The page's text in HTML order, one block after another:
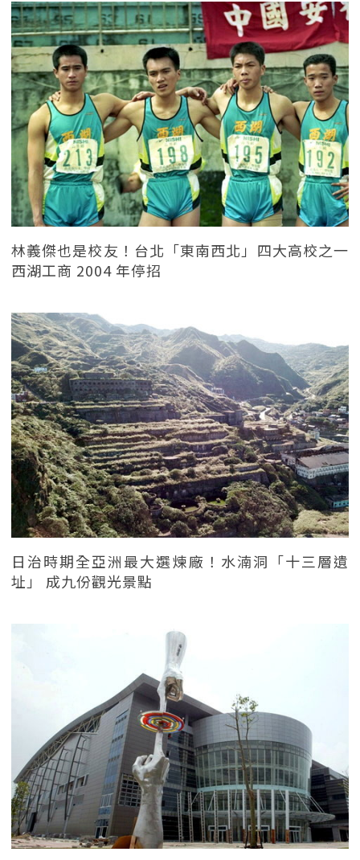
林義傑也是校友！台北「東南西北」四大高校之一
西湖工商 2004 年停招
日治時期全亞洲最大選煉廠！水湳洞「十三層遺
址」 成九份觀光景點